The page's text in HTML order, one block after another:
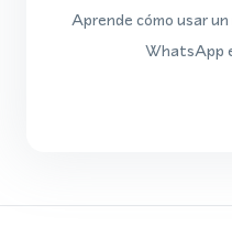
Aprende cómo usar
WhatsApp